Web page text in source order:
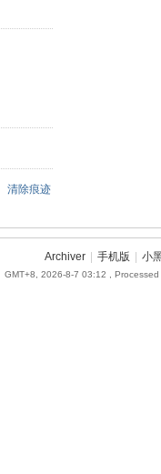
清除痕迹
Archiver 手机版 小
GMT+8, 2026-8-7 03:12 ,